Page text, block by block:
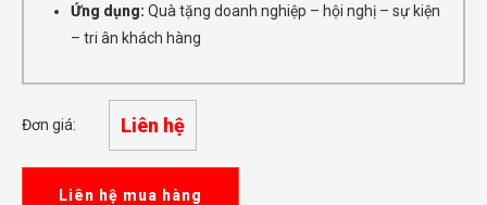
Ứng dụng: Quà tặng doanh nghiệp – hội nghị – sự kiện
– tri ân khách hàng
Đơn giá: Liên hệ
Liên hệ mua hàng